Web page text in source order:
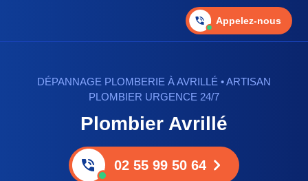
Appelez-nous
DÉPANNAGE PLOMBERIE À AVRILLÉ • ARTISAN
PLOMBIER URGENCE 24/7
Plombier Avrillé
02 55 99 50 64